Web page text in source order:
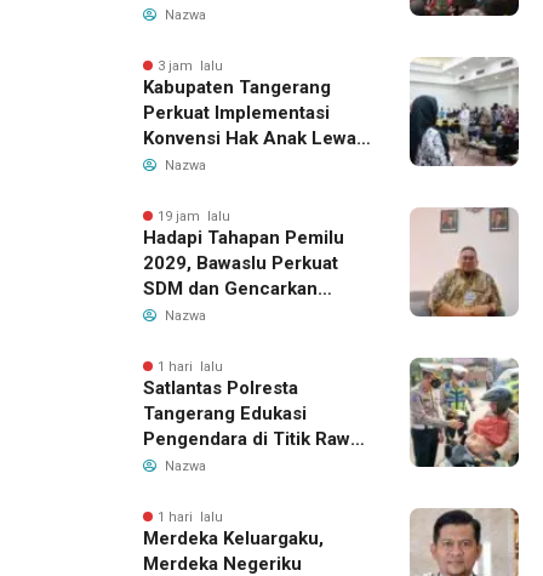
Nazwa
3 jam lalu
Kabupaten Tangerang
Perkuat Implementasi
Konvensi Hak Anak Lewat
Pelatihan Berbasis Budaya
Nazwa
19 jam lalu
Hadapi Tahapan Pemilu
2029, Bawaslu Perkuat
SDM dan Gencarkan
Pendidikan Demokrasi
Nazwa
1 hari lalu
Satlantas Polresta
Tangerang Edukasi
Pengendara di Titik Rawan
Kecelakaan Lewat
Nazwa
1 hari lalu
Merdeka Keluargaku,
Merdeka Negeriku